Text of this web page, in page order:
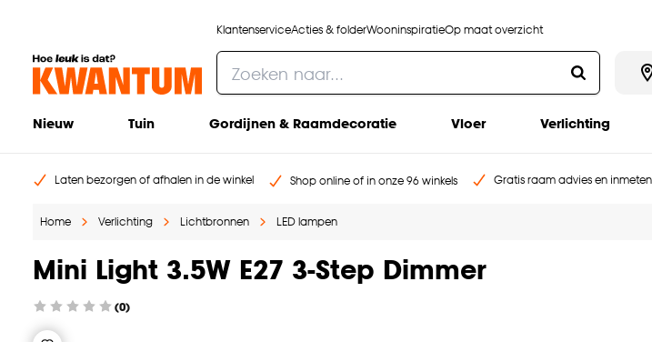
KlantenserviceActies & folderWooninspiratieOp maat overzicht
Nieuw Tuin Gordijnen & Raamdecoratie Vloer Verlichting
Laten bezorgen of afhalen in de winkel Shop online of in onze 96 winkels Gratis raam advies en
Home Verlichting Lichtbronnen LED lampen
Mini Light 3.5W E27 3-Step Dimmer
(0)